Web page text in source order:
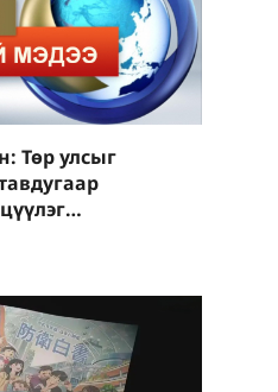
Төр улсыг